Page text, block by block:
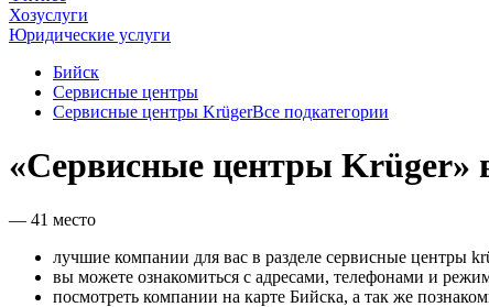
Хозуслуги
Юридические услуги
Бийск
Сервисные центры
Сервисные центры KrügerВсе подкатегории
«Сервисные центры Krüger»
— 41 место
лучшие компании для вас в разделе сервисные центры
вы можете ознакомиться с адресами, телефонами и
посмотреть компании на карте Бийска, а так же